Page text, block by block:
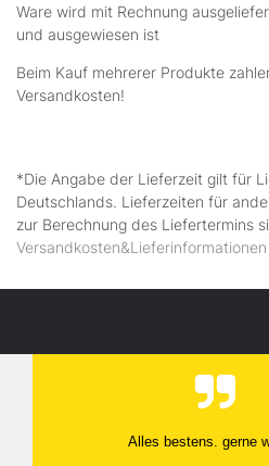
Ware wird mit Rechnung
und ausgewiesen ist
Beim Kauf mehrerer Produkte
Versandkosten!
*Die Angabe der Lieferzeit gilt für
Deutschlands. Lieferzeiten für
zur Berechnung des Liefertermins
Versandkosten&Lieferinformationen
Alles bestens. gerne